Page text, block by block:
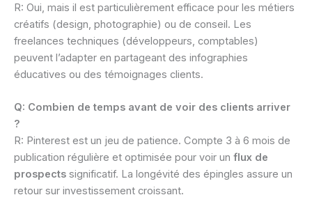
R: Oui, mais il est particulièrement efficace pour les métiers
créatifs (design, photographie) ou de conseil. Les
freelances techniques (développeurs, comptables)
peuvent l’adapter en partageant des infographies
éducatives ou des témoignages clients.
Q: Combien de temps avant de voir des clients arriver
?
R: Pinterest est un jeu de patience. Compte 3 à 6 mois de
publication régulière et optimisée pour voir un flux de
prospects significatif. La longévité des épingles assure un
retour sur investissement croissant.